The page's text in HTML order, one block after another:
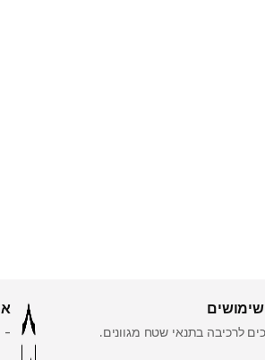
שימושים
-